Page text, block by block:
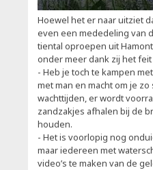
Hoewel het er naar uitziet
even een mededeling van
tiental oproepen uit
onder meer dank zij het
- Heb je toch te kampen
met man en macht om je
wachttijden, er wordt
zandzakjes afhalen bij de
houden.
- Het is voorlopig nog
maar iedereen met
video’s te maken van de